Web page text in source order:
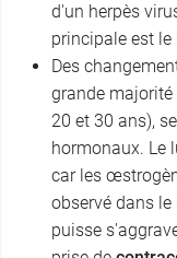
d'un herpès
principale est
Des
grande majorité
20 et 30 ans),
hormonaux. Le
car les
observé dans
puisse